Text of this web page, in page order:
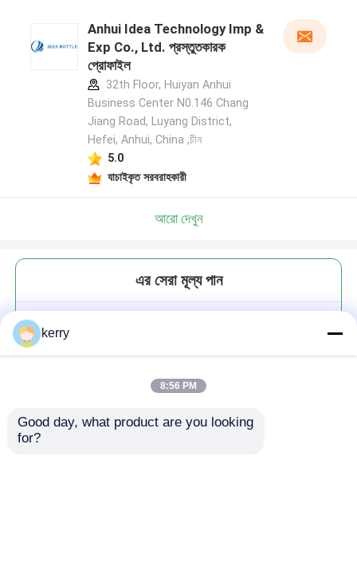
Anhui Idea Technology Imp &
Exp Co., Ltd. প্রস্তুতকারক
প্রোফাইল
32th Floor, Huiyan Anhui
Business Center N0.146 Chang
Jiang Road, Luyang District,
Hefei, Anhui, China ,চীন
5.0
যাচাইকৃত সরবরাহকারী
আরো দেখুন
এর সেরা মূল্য পান
kerry
8:56 PM
Good day, what product are you looking
for?